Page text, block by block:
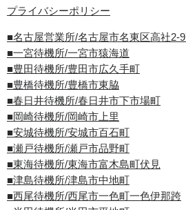
プライバシーポリシー
■名古屋営業所/名古屋市名東区高社2-
■一宮待機所/一宮市猿海道
■豊田待機所/豊田市広久手町
■豊橋待機所/豊橋市東脇
■春日井待機所/春日井市下市場町
■岡崎待機所/岡崎市上里
■安城待機所/安城市百石町
■瀬戸待機所/瀬戸市品野町
■東海待機所/東海市富木島町伏見
■津島待機所/津島市中地町
■西尾待機所/西尾市一色町一色伊那跨